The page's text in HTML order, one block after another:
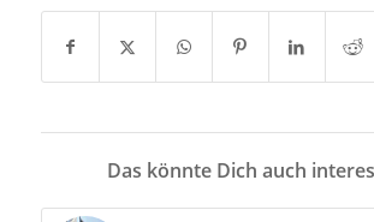
Das könnte Dich auch